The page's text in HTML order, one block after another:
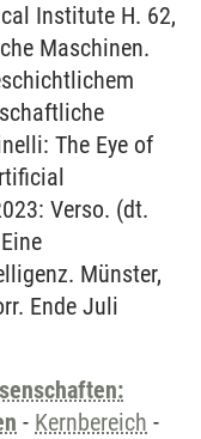
Institute H. 62,
Maschinen.
The Eye of
Verso. (dt.
Münster,
Ende Juli
- Kernbereich -